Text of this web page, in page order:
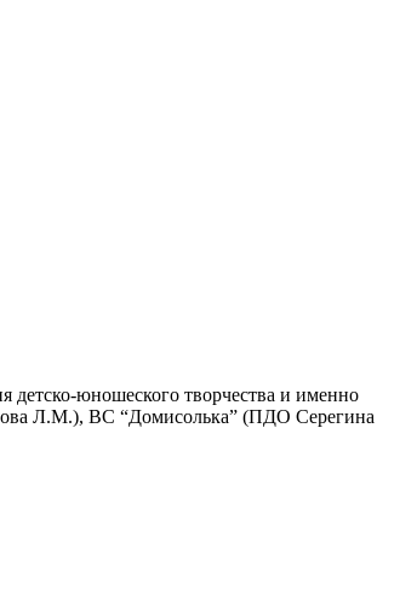
детско-юношеского творчества и именно
Л.М.), ВС “Домисолька” (ПДО Серегина